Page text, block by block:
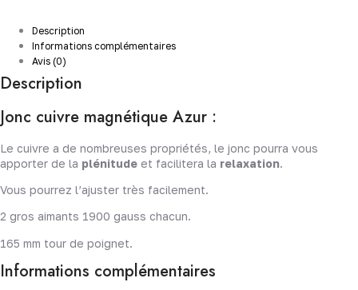
Description
Informations complémentaires
Avis (0)
Description
Jonc cuivre magnétique Azur :
Le cuivre a de nombreuses propriétés, le jonc pourra vous
apporter de la plénitude et facilitera la relaxation.
Vous pourrez l’ajuster très facilement.
2 gros aimants 1900 gauss chacun.
165 mm tour de poignet.
Informations complémentaires